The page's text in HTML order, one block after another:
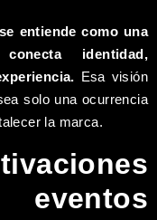
se entiende como una
identidad,
Esa visión
solo una ocurrencia
la marca.